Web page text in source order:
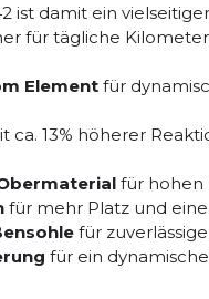
ist damit ein
für tägliche
Element für
ca. 13% höherer
für
für mehr Platz und
für
für ein